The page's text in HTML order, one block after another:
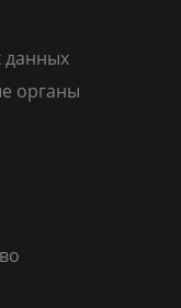
данных
органы